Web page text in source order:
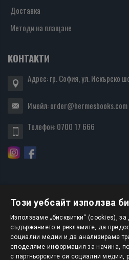
Доставка
Методи на плащане
КОНТАКТИ
Адрес: гр. София, ул. Искърско
Имейл:order@hermesbooks.com
Телефон:0700 17 666
БЮЛЕТИН
Този уебсайт използва
Използваме „бисквитки“ (cookies),
съдържанието и рекламите, да
социални медии и да анализираме
споделяме информация за начина, по
с партньорските си социални медии,